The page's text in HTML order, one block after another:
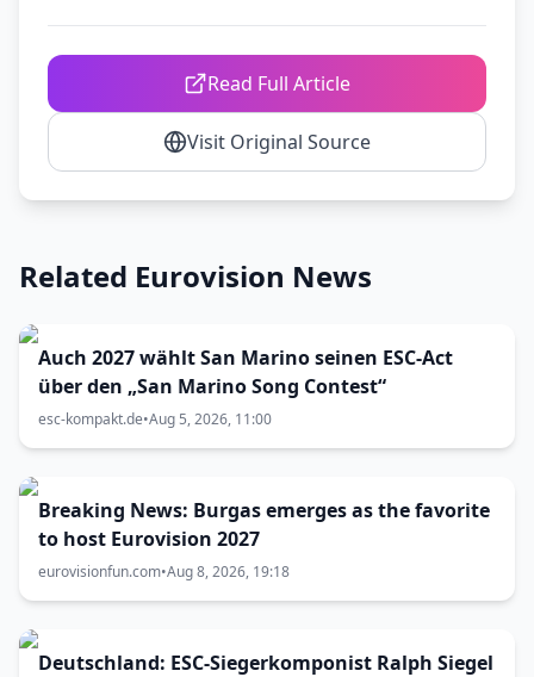
Read Full Article
Visit Original Source
Related Eurovision News
Auch 2027 wählt San Marino seinen ESC-Act
über den „San Marino Song Contest“
esc-kompakt.de•Aug 5, 2026, 11:00
Breaking News: Burgas emerges as the favorite
to host Eurovision 2027
eurovisionfun.com•Aug 8, 2026, 19:18
Deutschland: ESC-Siegerkomponist Ralph Siegel